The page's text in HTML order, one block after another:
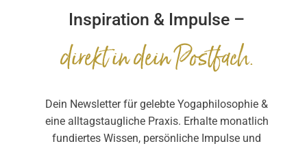
Inspiration & Impulse –
direkt in dein Postfach.
Dein Newsletter für gelebte Yogaphilosophie &
eine alltagstaugliche Praxis. Erhalte monatlich
fundiertes Wissen, persönliche Impulse und